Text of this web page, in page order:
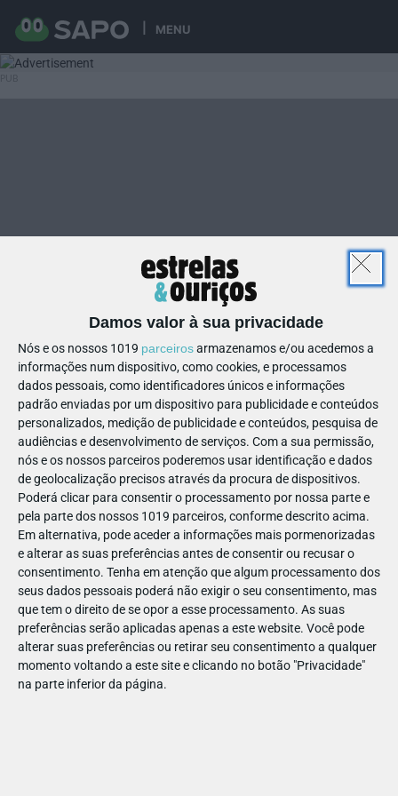
MENU
Damos valor à sua privacidade
Nós e os nossos 1019 parceirosarmazenamos e/ou acedemos a
informações num dispositivo, como cookies, e processamos
dados pessoais, como identificadores únicos e informações
padrão enviadas por um dispositivo para publicidade e conteúdos
personalizados, medição de publicidade e conteúdos, pesquisa de
audiências e desenvolvimento de serviços. Com a sua permissão,
nós e os nossos parceiros poderemos usar identificação e dados
de geolocalização precisos através da procura de dispositivos.
Poderá clicar para consentir o processamento por nossa parte e
pela parte dos nossos 1019 parceiros, conforme descrito acima.
Em alternativa, pode aceder a informações mais pormenorizadas
e alterar as suas preferências antes de consentir ou recusar o
consentimento. Tenha em atenção que algum processamento dos
seus dados pessoais poderá não exigir o seu consentimento, mas
que tem o direito de se opor a esse processamento. As suas
preferências serão aplicadas apenas a este website. Você pode
alterar suas preferências ou retirar seu consentimento a qualquer
momento voltando a este site e clicando no botão "Privacidade"
na parte inferior da página.
17
45523158317564